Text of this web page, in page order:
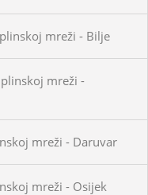
mreži - Bilje
mreži -
mreži - Daruvar
mreži - Osijek